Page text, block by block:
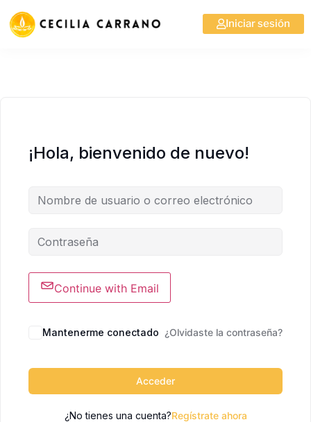
Iniciar sesión
¡Hola, bienvenido de nuevo!
Continue with Email
Mantenerme conectado ¿Olvidaste la contraseña?
Acceder
¿No tienes una cuenta?Regístrate ahora